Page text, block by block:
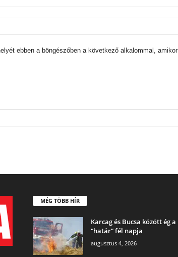
ebben a böngészőben a következő alkalommal, amikor
MÉG TÖBB HÍR
Karcag és Bucsa között ég a
“határ” fél napja
augusztus 4, 2026